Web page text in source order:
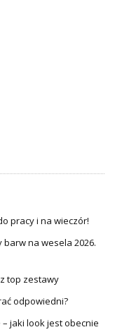
pracy i na wieczór!
na wesela 2026.
top zestawy
odpowiedni?
jaki look jest obecnie